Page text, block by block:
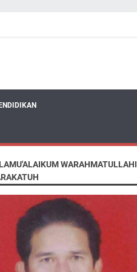
WARAHMATULLAHI